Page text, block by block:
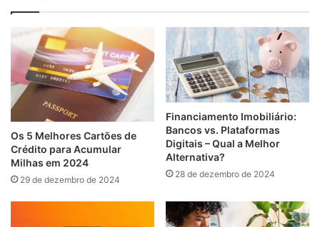
Os 5 Melhores Cartões de
Crédito para Acumular
Milhas em 2024
29 de dezembro de 2024
Financiamento Imobiliário:
Bancos vs. Plataformas
Digitais – Qual a Melhor
Alternativa?
28 de dezembro de 2024